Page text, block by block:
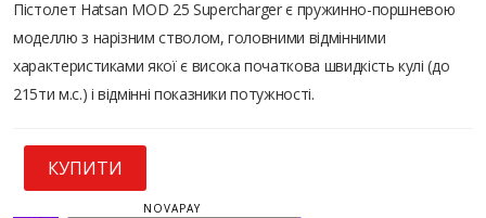
Пістолет Hatsan MOD 25 Supercharger є пружинно-поршневою
моделлю з нарізним стволом, головними відмінними
характеристиками якої є висока початкова швидкість кулі (до
215ти м.с.) і відмінні показники потужності.
КУПИТИ
NOVAPAY